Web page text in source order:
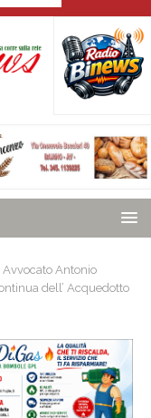
Avvocato Antonio
dell’ Acquedotto